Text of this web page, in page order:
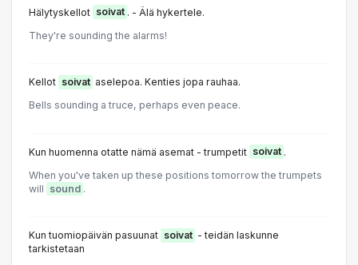
Hälytyskellot soivat . - Älä hykertele.
They're sounding the alarms!
Kellot soivat aselepoa. Kenties jopa rauhaa.
Bells sounding a truce, perhaps even peace.
Kun huomenna otatte nämä asemat - trumpetit soivat .
When you've taken up these positions tomorrow the trumpets
will sound .
Kun tuomiopäivän pasuunat soivat - teidän laskunne
tarkistetaan